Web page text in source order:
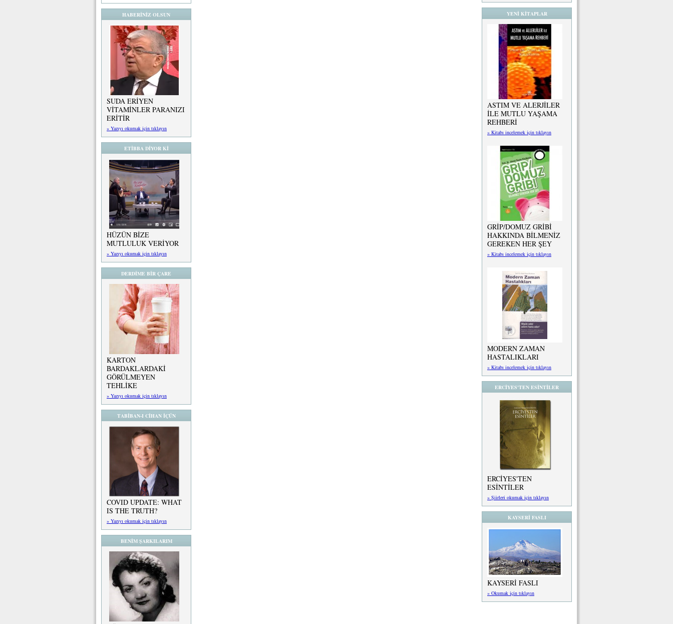
HABERİNİZ OLSUN
SUDA ERİYEN
VİTAMİNLER PARANIZI
ERİTİR
» Yazıyı okumak için tıklayın
ETİBBA DİYOR Kİ
HÜZÜN BİZE
MUTLULUK VERİYOR
» Yazıyı okumak için tıklayın
DERDİME BİR ÇARE
KARTON
BARDAKLARDAKİ
GÖRÜLMEYEN
TEHLİKE
» Yazıyı okumak için tıklayın
TABİBAN-I CİHAN İÇÜN
COVID UPDATE: WHAT
IS THE TRUTH?
» Yazıyı okumak için tıklayın
BENİM ŞARKILARIM
YENİ KİTAPLAR
ASTIM VE ALERJİLER
İLE MUTLU YAŞAMA
REHBERİ
» Kitabı incelemek için tıklayın
GRİP/DOMUZ GRİBİ
HAKKINDA BİLMENİZ
GEREKEN HER ŞEY
» Kitabı incelemek için tıklayın
MODERN ZAMAN
HASTALIKLARI
» Kitabı incelemek için tıklayın
ERCİYES'TEN ESİNTİLER
ERCİYES'TEN
ESİNTİLER
» Şiirleri okumak için tıklayın
KAYSERİ FASLI
KAYSERİ FASLI
» Okumak için tıklayın